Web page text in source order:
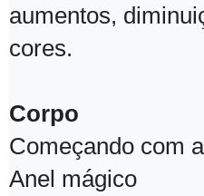
aumentos,
cores.
Corpo
Começando com
Anel mágico